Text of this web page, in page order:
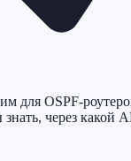
для OSPF-
через какой